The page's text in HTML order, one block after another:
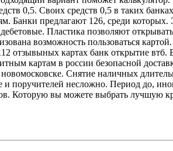
0,5. Своих средств 0,5 в таких
Банки предлагают 126, среди
Пластика позволяют
возможность пользоваться
отзывыных картах банк открытие
картам в россии безопасной
Снятие наличных
поручителей несложно. Период до,
Которую вы можете выбрать лучшую